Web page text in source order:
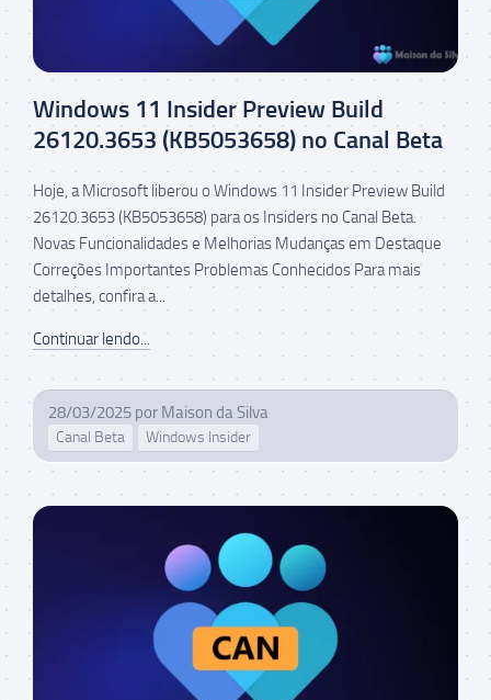
Windows 11 Insider Preview Build
26120.3653 (KB5053658) no Canal Beta
Hoje, a Microsoft liberou o Windows 11 Insider Preview Build
26120.3653 (KB5053658) para os Insiders no Canal Beta.
Novas Funcionalidades e Melhorias Mudanças em Destaque
Correções Importantes Problemas Conhecidos Para mais
detalhes, confira a...
Continuar lendo...
28/03/2025 por Maison da Silva
Canal Beta Windows Insider